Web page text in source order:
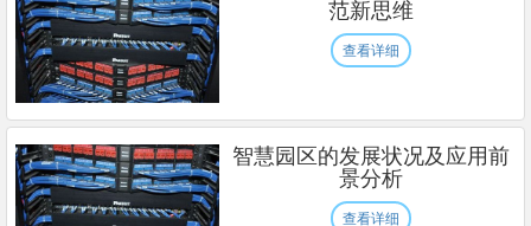
范新思维
查看详细
智慧园区的发展状况及应用前
景分析
查看详细